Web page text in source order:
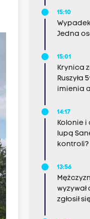
15:10
Jedna
15:01
Krynica
Ruszyła
imienia
14:17
Kolonie
lupą
kontroli?
13:56
zgłosił